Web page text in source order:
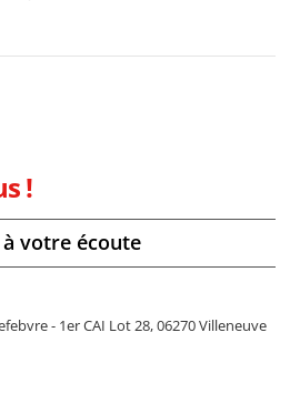
!
votre écoute
- 1er CAI Lot 28, 06270 Villeneuve